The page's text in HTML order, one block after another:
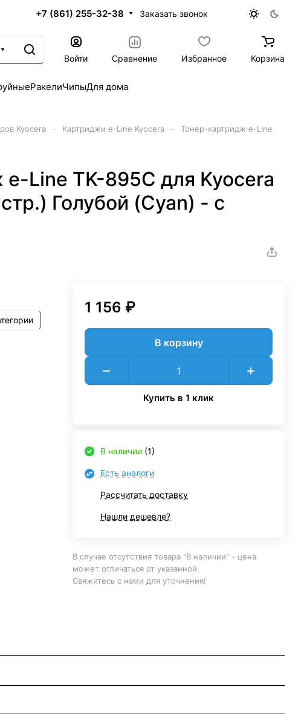
+7 (861) 255-32-38 Заказать звонок
Войти
Сравнение Избранное Корзина
РакелиЧипыДля дома
Kyocera Картриджи e-Line Kyocera
Тонер-картридж e-Line
Line TK-895C для Kyocera
Голубой (Cyan) - с
1 156 ₽
В корзину
Купить в 1 клик
В наличии (1)
Есть аналоги
Рассчитать доставку
Нашли дешевле?
В случае отсутствия товара "В наличии" - цена
может отличаться от указанной.
Свяжитесь с нами для уточнения!